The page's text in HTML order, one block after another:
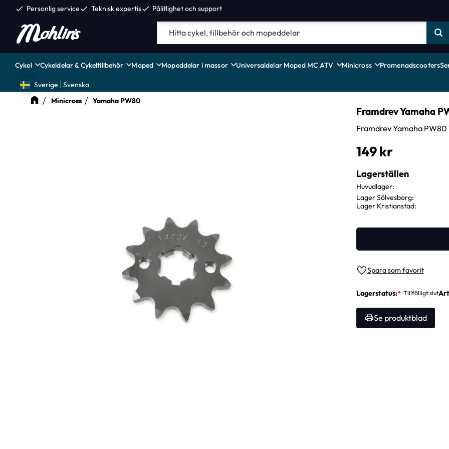
check Personlig servicecheck Teknisk expertischeck Pålitlighet och support
Cykel Cykeldelar & Cykeltillbehör Moped Mopeddelar i massor Universaldelar Moped MC ATV Minicross Promenadscooters
Sverige
Svenska
Minicross
Yamaha PW80
Framdrev Yamaha
Framdrev Yamaha PW80
149kr
Lägg till i favoriter
Lagerstatus
Se produktblad
Lagerställen
Huvudlager
Lager Sölvesborg
Lager Kristianstad